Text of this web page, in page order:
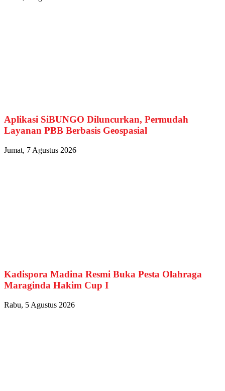
Aplikasi SiBUNGO Diluncurkan, Permudah
Layanan PBB Berbasis Geospasial
Jumat, 7 Agustus 2026
Kadispora Madina Resmi Buka Pesta Olahraga
Maraginda Hakim Cup I
Rabu, 5 Agustus 2026